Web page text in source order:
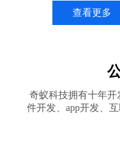
查看更多
奇蚁科技拥有十年
件开发、app开发、